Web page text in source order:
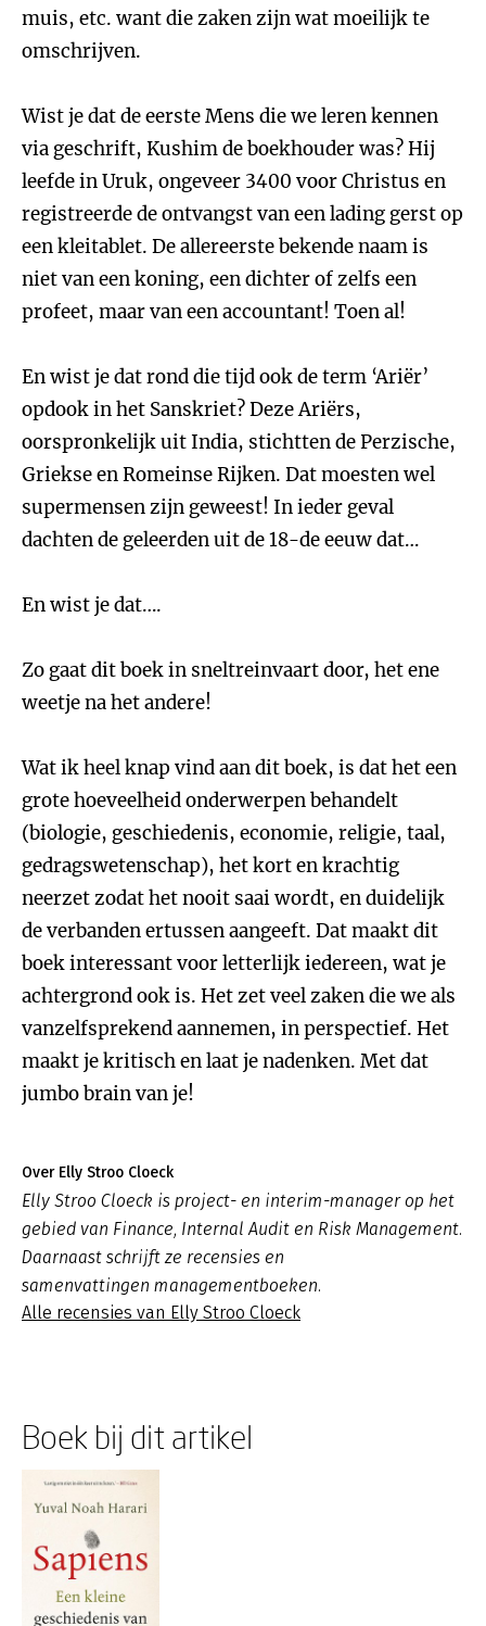
muis, etc. want die zaken zijn wat moeilijk te
omschrijven.
Wist je dat de eerste Mens die we leren kennen
via geschrift, Kushim de boekhouder was? Hij
leefde in Uruk, ongeveer 3400 voor Christus en
registreerde de ontvangst van een lading gerst op
een kleitablet. De allereerste bekende naam is
niet van een koning, een dichter of zelfs een
profeet, maar van een accountant! Toen al!
En wist je dat rond die tijd ook de term ‘Ariër’
opdook in het Sanskriet? Deze Ariërs,
oorspronkelijk uit India, stichtten de Perzische,
Griekse en Romeinse Rijken. Dat moesten wel
supermensen zijn geweest! In ieder geval
dachten de geleerden uit de 18-de eeuw dat…
En wist je dat….
Zo gaat dit boek in sneltreinvaart door, het ene
weetje na het andere!
Wat ik heel knap vind aan dit boek, is dat het een
grote hoeveelheid onderwerpen behandelt
(biologie, geschiedenis, economie, religie, taal,
gedragswetenschap), het kort en krachtig
neerzet zodat het nooit saai wordt, en duidelijk
de verbanden ertussen aangeeft. Dat maakt dit
boek interessant voor letterlijk iedereen, wat je
achtergrond ook is. Het zet veel zaken die we als
vanzelfsprekend aannemen, in perspectief. Het
maakt je kritisch en laat je nadenken. Met dat
jumbo brain van je!
Over Elly Stroo Cloeck
Elly Stroo Cloeck is project- en interim-manager op het
gebied van Finance, Internal Audit en Risk Management.
Daarnaast schrijft ze recensies en
samenvattingen managementboeken.
Alle recensies van Elly Stroo Cloeck
Boek bij dit artikel